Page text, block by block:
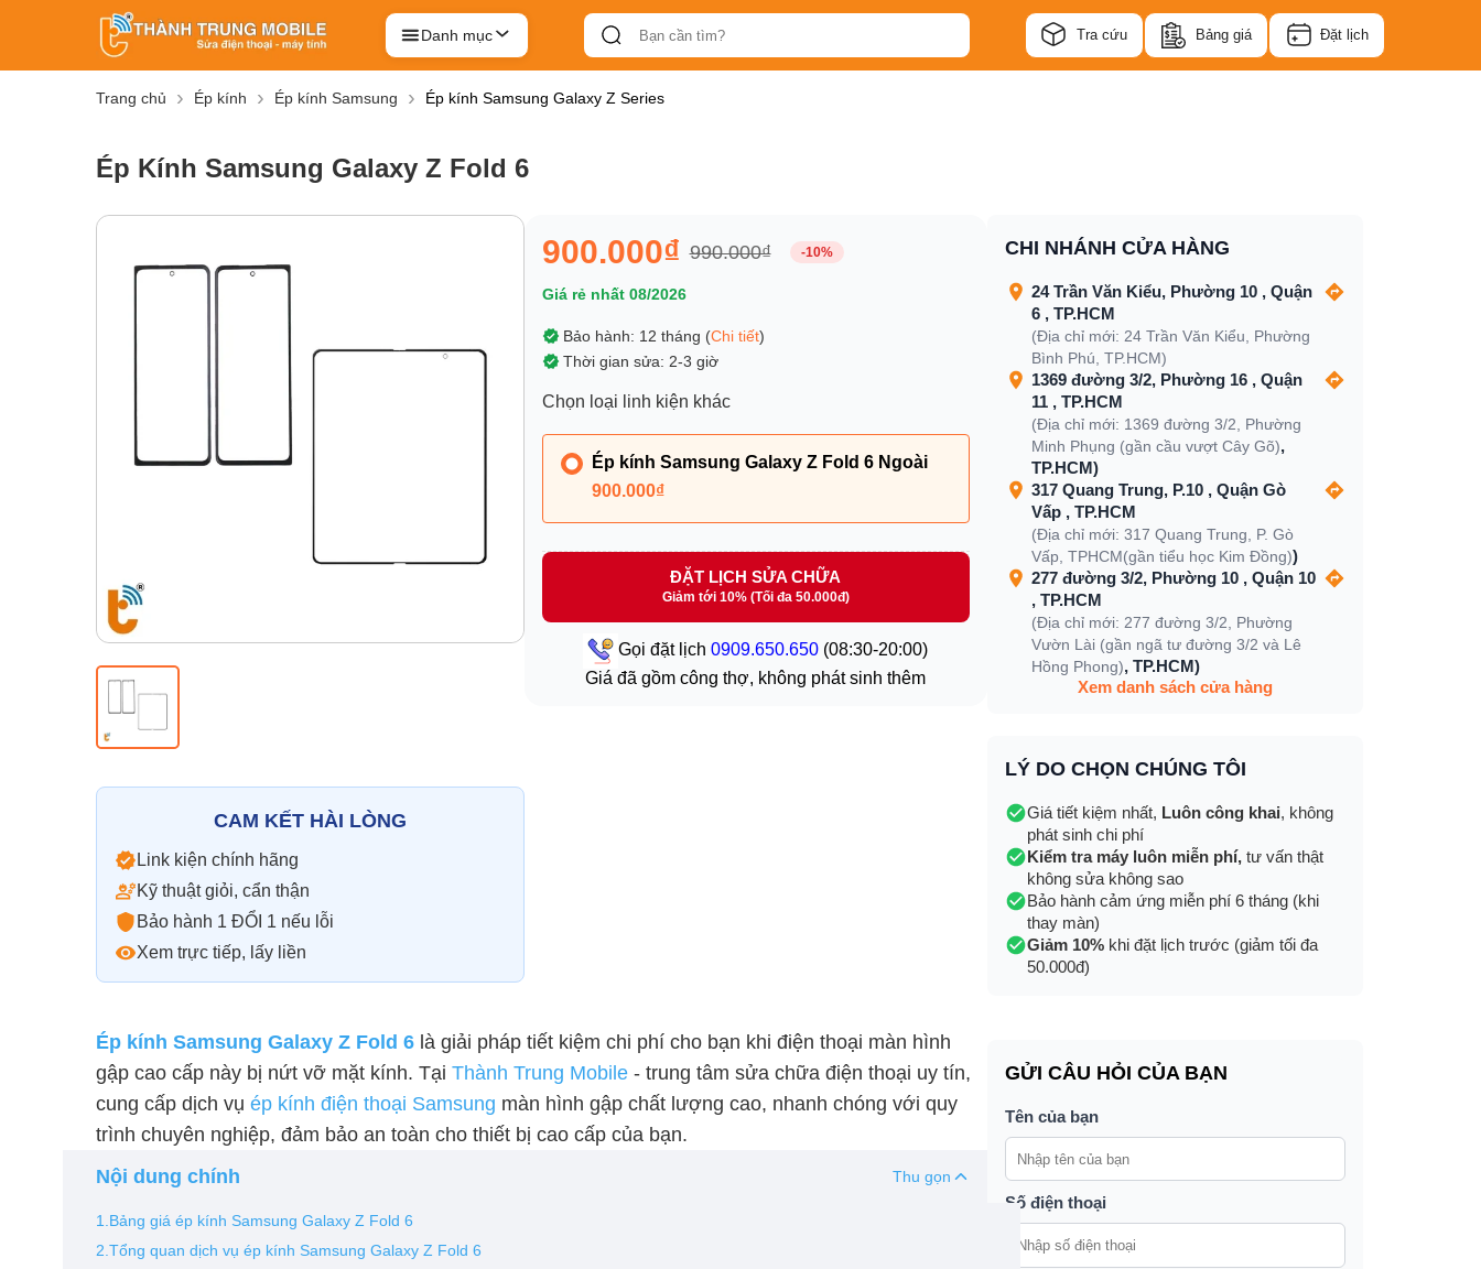
Danh mục Tra cứu Bảng giá Đặt lịch
Trang chủ Ép kính Ép kính Samsung Ép kính Samsung Galaxy Z Series
Ép Kính Samsung Galaxy Z Fold 6
CAM KẾT HÀI LÒNG
Link kiện chính hãng
Kỹ thuật giỏi, cẩn thận
Bảo hành 1 ĐỔI 1 nếu lỗi
Xem trực tiếp, lấy liền
900.000₫ 990.000₫ -10%
Giá rẻ nhất 08/2026
Bảo hành: 12 tháng (Chi tiết)
Thời gian sửa: 2-3 giờ
Chọn loại linh kiện khác
Ép kính Samsung Galaxy Z Fold 6 Ngoài
900.000₫
ĐẶT LỊCH SỬA CHỮA
Giảm tới 10% (Tối đa 50.000đ)
Gọi đặt lịch0909.650.650 (08:30-20:00)
Giá đã gồm công thợ, không phát sinh thêm
Ép kính Samsung Galaxy Z Fold 6 là giải pháp tiết kiệm chi phí cho bạn khi điện thoại màn hình
gập cao cấp này bị nứt vỡ mặt kính. Tại Thành Trung Mobile - trung tâm sửa chữa điện thoại uy tín,
cung cấp dịch vụ ép kính điện thoại Samsung màn hình gập chất lượng cao, nhanh chóng với quy
trình chuyên nghiệp, đảm bảo an toàn cho thiết bị cao cấp của bạn.
Nội dung chính
Thu gọn
1.Bảng giá ép kính Samsung Galaxy Z Fold 6
2.Tổng quan dịch vụ ép kính Samsung Galaxy Z Fold 6
CHI NHÁNH CỬA HÀNG
24 Trần Văn Kiểu, Phường 10 , Quận
6 , TP.HCM
(Địa chỉ mới: 24 Trần Văn Kiểu, Phường
Bình Phú, TP.HCM)
1369 đường 3/2, Phường 16 , Quận
11 , TP.HCM
(Địa chỉ mới: 1369 đường 3/2, Phường
Minh Phụng (gần cầu vượt Cây Gõ),
TP.HCM)
317 Quang Trung, P.10 , Quận Gò
Vấp , TP.HCM
(Địa chỉ mới: 317 Quang Trung, P. Gò
Vấp, TPHCM(gần tiểu học Kim Đồng))
277 đường 3/2, Phường 10 , Quận 10
, TP.HCM
(Địa chỉ mới: 277 đường 3/2, Phường
Vườn Lài (gần ngã tư đường 3/2 và Lê
Hồng Phong), TP.HCM)
Xem danh sách cửa hàng
LÝ DO CHỌN CHÚNG TÔI
Giá tiết kiệm nhất, Luôn công khai, không
phát sinh chi phí
Kiểm tra máy luôn miễn phí, tư vấn thật
không sửa không sao
Bảo hành cảm ứng miễn phí 6 tháng (khi
thay màn)
Giảm 10% khi đặt lịch trước (giảm tối đa
50.000đ)
GỬI CÂU HỎI CỦA BẠN
Tên của bạn
Số điện thoại